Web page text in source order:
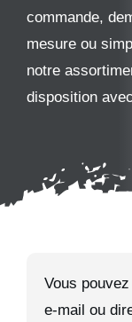
commande,
mesure ou
notre
disposition
Vous
e-mail ou